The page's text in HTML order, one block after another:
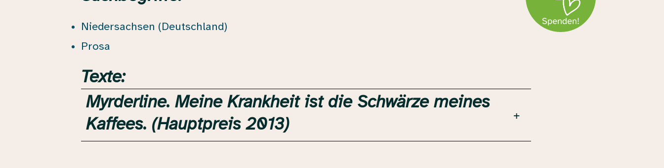
Niedersachsen (Deutschland)
Prosa
Texte:
Myrderline. Meine Krankheit ist die Schwärze meines
Kaffees. (Hauptpreis 2013)